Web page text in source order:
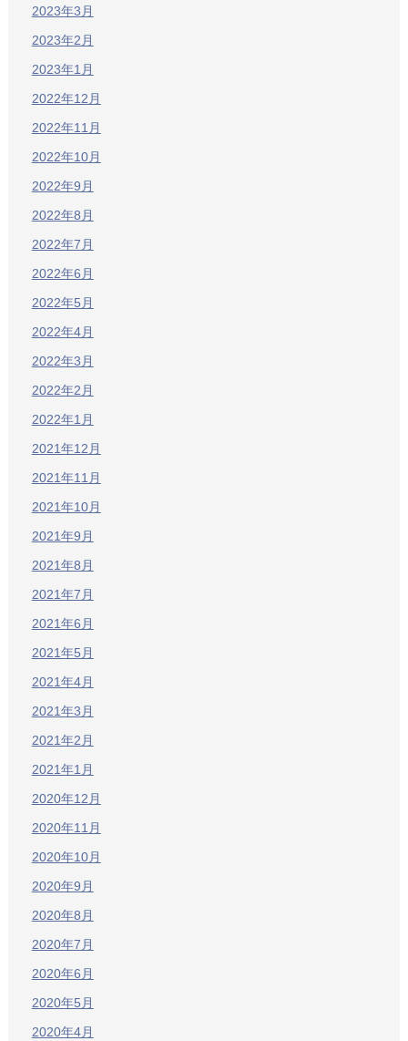
2023年3月
2023年2月
2023年1月
2022年12月
2022年11月
2022年10月
2022年9月
2022年8月
2022年7月
2022年6月
2022年5月
2022年4月
2022年3月
2022年2月
2022年1月
2021年12月
2021年11月
2021年10月
2021年9月
2021年8月
2021年7月
2021年6月
2021年5月
2021年4月
2021年3月
2021年2月
2021年1月
2020年12月
2020年11月
2020年10月
2020年9月
2020年8月
2020年7月
2020年6月
2020年5月
2020年4月